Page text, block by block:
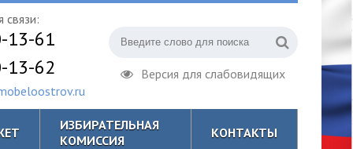
Версия для слабовидящих
13-61
13-62
ИЗБИРАТЕЛЬНАЯ
КОМИССИЯ
КОНТАКТЫ